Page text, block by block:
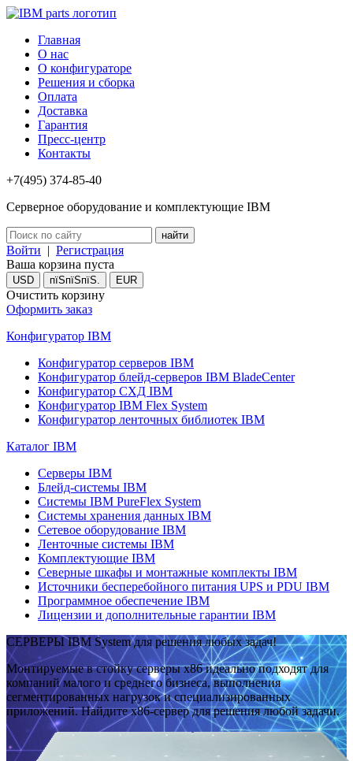
Главная
О нас
О конфигураторе
Решения и сборка
Оплата
Доставка
Гарантия
Пресс-центр
Контакты
+7(495) 374-85-40
Серверное оборудование и комплектующие IBM
Войти | Регистрация
Ваша корзина пуста
USD пїЅпїЅпїЅ. EUR
Очистить корзину
Оформить заказ
Конфигуратор IBM
Конфигуратор серверов IBM
Конфигуратор блейд-серверов IBM BladeCenter
Конфигуратор СХД IBM
Конфигуратор IBM Flex System
Конфигуратор ленточных библиотек IBM
Каталог IBM
Серверы IBM
Блейд-системы IBM
Системы IBM PureFlex System
Системы хранения данных IBM
Сетевое оборудование IBM
Ленточные системы IBM
Комплектующие IBM
Северные шкафы и монтажные комплекты IBM
Источники бесперебойного питания UPS и PDU IBM
Программное обеспечение IBM
Лицензии и дополнительные гарантии IBM
СЕРВЕРЫ IBM System для решения любых задач!
Монтируемые в стойку серверы x86 идеально подходят для
компаний малого и среднего бизнеса, выполнения
сегментированных нагрузок и специализированных
приложений. Найдите x86-сервер для решения любой задачи.